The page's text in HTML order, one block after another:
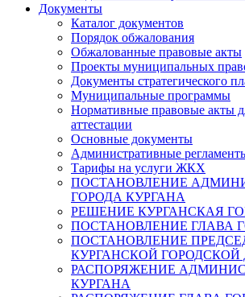
Документы
Каталог документов
Порядок обжалования
Обжалованные правовые акты
Проекты муниципальных
Документы стратегического
Муниципальные программы
Нормативные правовые акты
аттестации
Основные документы
Административные
Тарифы на услуги ЖКХ
ПОСТАНОВЛЕНИЕ
ГОРОДА КУРГАНА
РЕШЕНИЕ КУРГАНСКАЯ
ПОСТАНОВЛЕНИЕ ГЛАВА
ПОСТАНОВЛЕНИЕ
КУРГАНСКОЙ
РАСПОРЯЖЕНИЕ
КУРГАНА